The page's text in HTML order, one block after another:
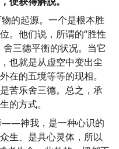
的起源。一个是根本胜
。他们说，所谓的“胜性
三德平衡的状况。当它
也就是从虚空中变出尘
在的五境等等的现相。
苦乐舍三德。总之，承
的方式。
——神我，是一种心识的
生、是具心灵体，所以